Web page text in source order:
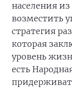
населения
возместить
стратегия
которая
уровень
есть